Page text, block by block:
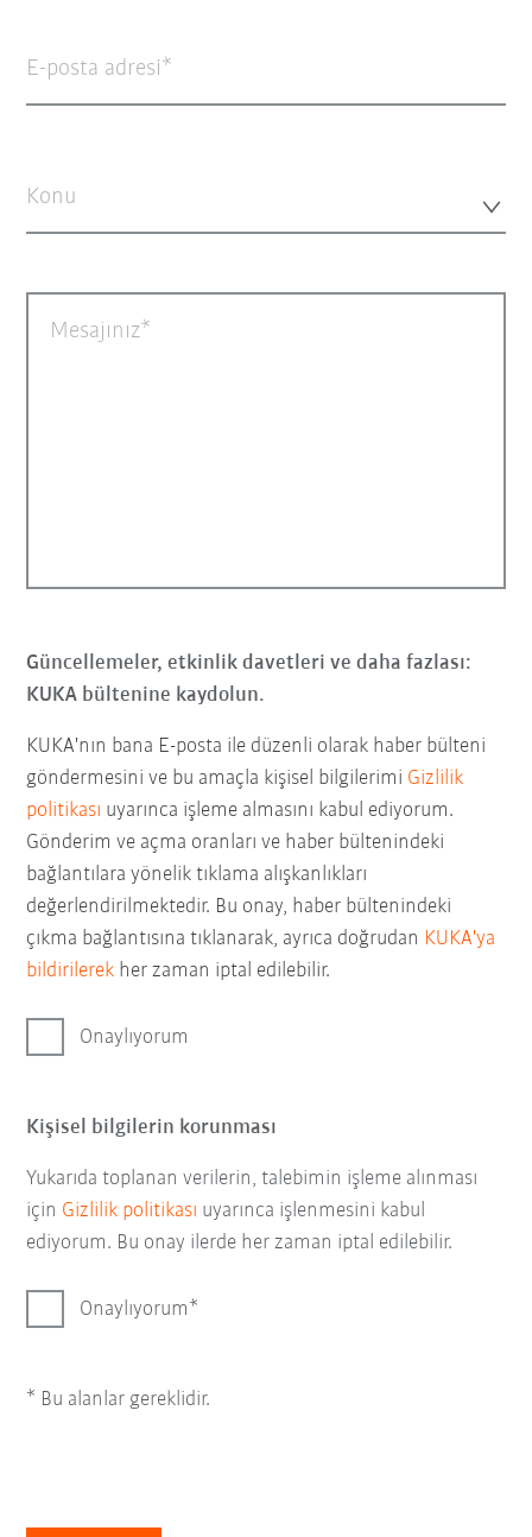
E-posta adresi
Konu
Mesajınız
Güncellemeler, etkinlik davetleri ve daha fazlası:
KUKA bültenine kaydolun.
KUKA'nın bana E-posta ile düzenli olarak haber bülteni
göndermesini ve bu amaçla kişisel bilgilerimi Gizlilik
politikası uyarınca işleme almasını kabul ediyorum.
Gönderim ve açma oranları ve haber bültenindeki
bağlantılara yönelik tıklama alışkanlıkları
değerlendirilmektedir. Bu onay, haber bültenindeki
çıkma bağlantısına tıklanarak, ayrıca doğrudan KUKA'ya
bildirilerek her zaman iptal edilebilir.
Onaylıyorum
Kişisel bilgilerin korunması
Yukarıda toplanan verilerin, talebimin işleme alınması
için Gizlilik politikası uyarınca işlenmesini kabul
ediyorum. Bu onay ilerde her zaman iptal edilebilir.
Onaylıyorum
* Bu alanlar gereklidir.